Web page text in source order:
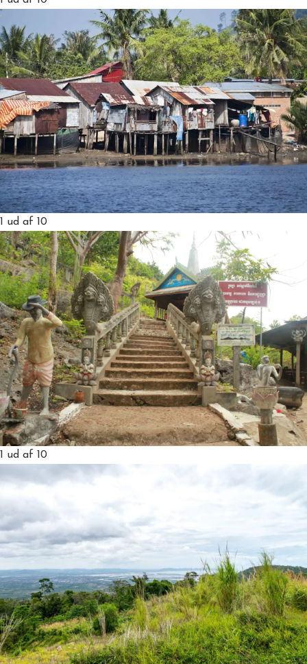
1 ud af 10
1 ud af 10